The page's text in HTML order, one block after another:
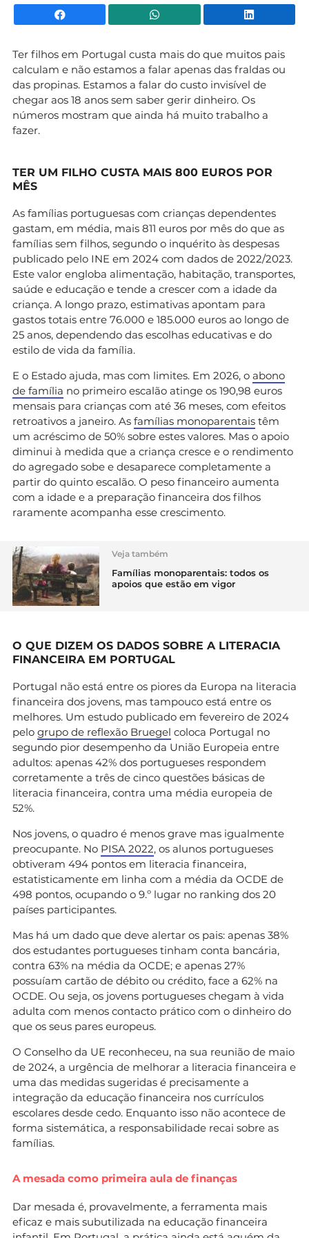
Facebook WhatsApp
Ter filhos em Portugal custa mais do que muitos pais
calculam e não estamos a falar apenas das fraldas ou
das propinas. Estamos a falar do custo invisível de
chegar aos 18 anos sem saber gerir dinheiro. Os
números mostram que ainda há muito trabalho a
fazer.
TER UM FILHO CUSTA MAIS 800 EUROS POR
MÊS
As famílias portuguesas com crianças dependentes
gastam, em média, mais 811 euros por mês do que as
famílias sem filhos, segundo o inquérito às despesas
publicado pelo INE em 2024 com dados de 2022/2023.
Este valor engloba alimentação, habitação, transportes,
saúde e educação e tende a crescer com a idade da
criança. A longo prazo, estimativas apontam para
gastos totais entre 76.000 e 185.000 euros ao longo de
25 anos, dependendo das escolhas educativas e do
estilo de vida da família.
E o Estado ajuda, mas com limites. Em 2026, o abono
de família no primeiro escalão atinge os 190,98 euros
mensais para crianças com até 36 meses, com efeitos
retroativos a janeiro. As famílias monoparentais têm
um acréscimo de 50% sobre estes valores. Mas o apoio
diminui à medida que a criança cresce e o rendimento
do agregado sobe e desaparece completamente a
partir do quinto escalão. O peso financeiro aumenta
com a idade e a preparação financeira dos filhos
raramente acompanha esse crescimento.
Veja também
Famílias monoparentais: todos os
apoios que estão em vigor
O QUE DIZEM OS DADOS SOBRE A LITERACIA
FINANCEIRA EM PORTUGAL
Portugal não está entre os piores da Europa na literacia
financeira dos jovens, mas tampouco está entre os
melhores. Um estudo publicado em fevereiro de 2024
pelo grupo de reflexão Bruegel coloca Portugal no
segundo pior desempenho da União Europeia entre
adultos: apenas 42% dos portugueses respondem
corretamente a três de cinco questões básicas de
literacia financeira, contra uma média europeia de
52%.
Nos jovens, o quadro é menos grave mas igualmente
preocupante. No PISA 2022, os alunos portugueses
obtiveram 494 pontos em literacia financeira,
estatisticamente em linha com a média da OCDE de
498 pontos, ocupando o 9.º lugar no ranking dos 20
países participantes.
Mas há um dado que deve alertar os pais: apenas 38%
dos estudantes portugueses tinham conta bancária,
contra 63% na média da OCDE; e apenas 27%
possuíam cartão de débito ou crédito, face a 62% na
OCDE. Ou seja, os jovens portugueses chegam à vida
adulta com menos contacto prático com o dinheiro do
que os seus pares europeus.
O Conselho da UE reconheceu, na sua reunião de maio
de 2024, a urgência de melhorar a literacia financeira e
uma das medidas sugeridas é precisamente a
integração da educação financeira nos currículos
escolares desde cedo. Enquanto isso não acontece de
forma sistemática, a responsabilidade recai sobre as
famílias.
A mesada como primeira aula de finanças
Dar mesada é, provavelmente, a ferramenta mais
eficaz e mais subutilizada na educação financeira